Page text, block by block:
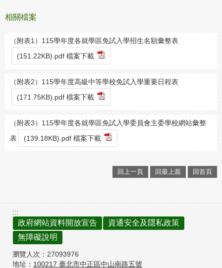
相關檔案
（附表1）115學年度各就學區免試入學招生名額彙整表
(151.22KB).pdf 檔案下載
（附表2）115學年度高級中等學校免試入學重要日程表
(171.75KB).pdf 檔案下載
（附表3）115學年度各就學區免試入學委員會主委學校網站彙整
表
(139.18KB).pdf 檔案下載
回上一頁 回最上面 回首頁
:::
政府網站資料開放宣告
資通安全及隱私政策
無障礙說明
瀏覽人次： 27093976
地址： 100217 臺北市中正區中山南路五號